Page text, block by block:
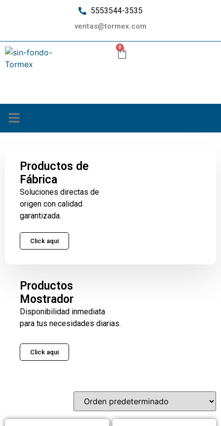
5553544-3535
ventas@tormex.com
0
Productos de
Fábrica
Soluciones directas de
origen con calidad
garantizada.
Click aqui
Productos
Mostrador
Disponibilidad inmediata
para tus necesidades diarias.
Click aqui